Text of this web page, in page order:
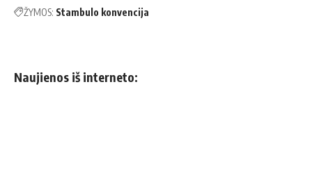
ŽYMOS: Stambulo konvencija
Naujienos iš interneto: